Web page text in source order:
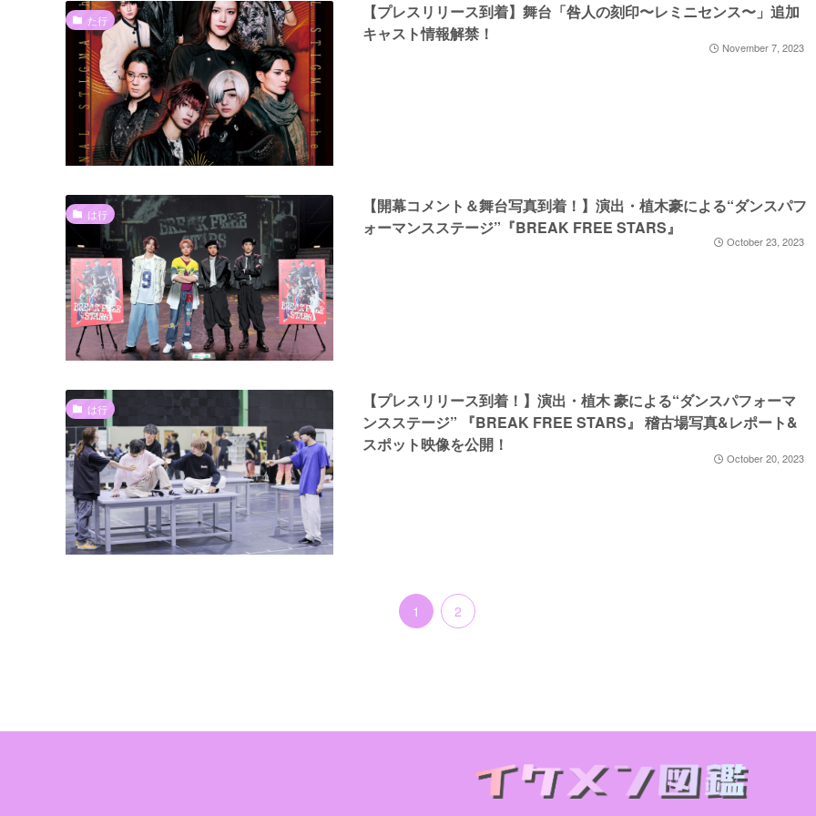
た行
【プレスリリース到着】舞台「咎人の刻印〜レミニセンス〜」追加
キャスト情報解禁！
November 7, 2023
は行
【開幕コメント＆舞台写真到着！】演出・植木豪による“ダンスパフ
ォーマンスステージ”『BREAK FREE STARS』
October 23, 2023
は行
【プレスリリース到着！】演出・植木 豪による“ダンスパフォーマ
ンスステージ” 『BREAK FREE STARS』 稽古場写真&レポート&
スポット映像を公開！
October 20, 2023
1 2